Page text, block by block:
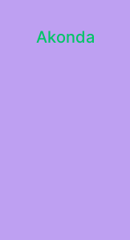
Akonda